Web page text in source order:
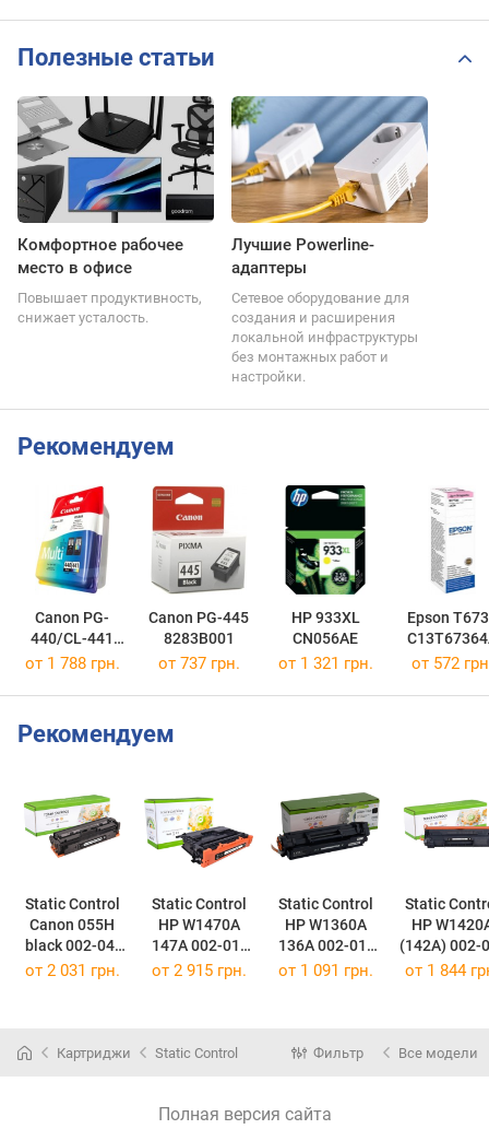
Полезные статьи
Комфортное рабочее
место в офисе
Повышает продуктивность,
снижает усталость.
Лучшие Powerline-
адаптеры
Сетевое оборудование для
создания и расширения
локальной инфраструктуры
без монтажных работ и
настройки.
Рекомендуем
Canon PG-
440/CL-441
MULTI
Canon PG-445
8283B001
HP 933XL
CN056AE
Epson
от 1 788 грн. от 737 грн. от 1 321 грн. от 572
Рекомендуем
Static Control
Canon 055H
black 002-04-
SRG055HK
Static Control
HP W1470A
147A 002-01-
S1470A
Static Control
HP W1360A
136A 002-01-
S1360A
Static
HP
(142A) 002-01-
S1420A
от 2 031 грн. от 2 915 грн. от 1 091 грн. от 1 844
Картриджи Static Control Фильтр Все модели
Полная версия сайта